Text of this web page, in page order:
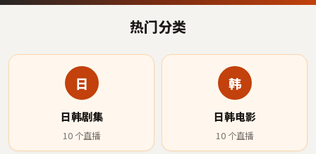
热门分类
日
日韩剧集
10 个直播
韩
日韩电影
10 个直播